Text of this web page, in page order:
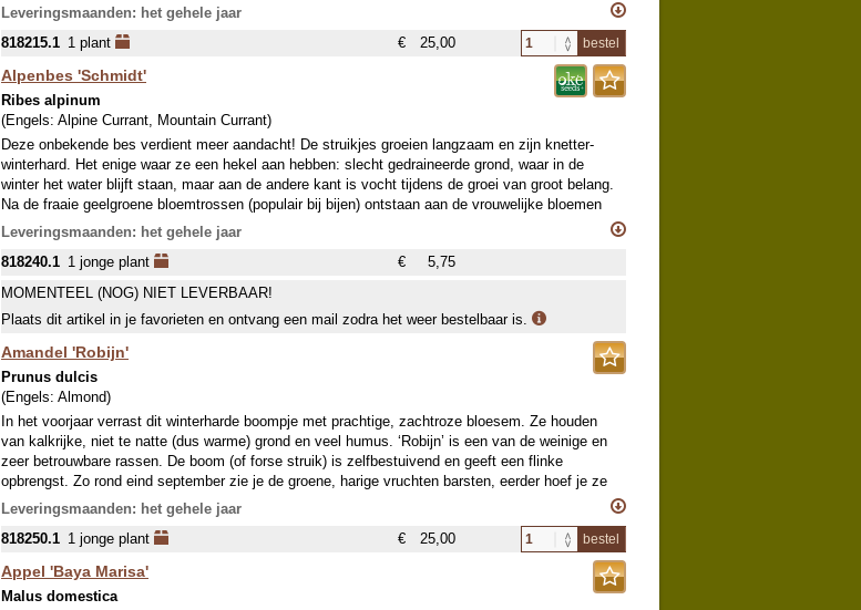
In het vroege voorjaar zorgt de uitbundige bloei met witroze bloesem voor een prachtig
schouwspel, gevolgd door een smakelijke oogst in de zomer. Dankzij zijn compacte groei is
deze abrikozenboom ideaal voor potten, terrassen en kleine tuinen. In een pot blijft hij doorgaans
1,5 tot 2 meter hoog, terwijl hij in de volle grond kan uitgroeien tot circa 2 tot 3 meter.
Leveringsmaanden: het gehele jaar
818215.1 1 plant € 25,00 bestel
Alpenbes 'Schmidt'
Ribes alpinum
(Engels: Alpine Currant, Mountain Currant)
Deze onbekende bes verdient meer aandacht! De struikjes groeien langzaam en zijn knetter-
winterhard. Het enige waar ze een hekel aan hebben: slecht gedraineerde grond, waar in de
winter het water blijft staan, maar aan de andere kant is vocht tijdens de groei van groot belang.
Na de fraaie geelgroene bloemtrossen (populair bij bijen) ontstaan aan de vrouwelijke bloemen
prachtige rode bessen, die heerlijk zoet van smaak zijn. Deze variëteit bloeit mannelijk en
vrouwelijk aan 1 struik (éénhuizig en tweeslachtig). Geef de plant vruchtbare grond en een licht
beschaduwde plek. De struiken vormen mooie hagen!
Leveringsmaanden: het gehele jaar
818240.1 1 jonge plant €
5,75
MOMENTEEL (NOG) NIET LEVERBAAR!
Plaats dit artikel in je favorieten en ontvang een mail zodra het weer bestelbaar is.
Amandel 'Robijn'
Prunus dulcis
(Engels: Almond)
In het voorjaar verrast dit winterharde boompje met prachtige, zachtroze bloesem. Ze houden
van kalkrijke, niet te natte (dus warme) grond en veel humus. ‘Robijn’ is een van de weinige en
zeer betrouwbare rassen. De boom (of forse struik) is zelfbestuivend en geeft een flinke
opbrengst. Zo rond eind september zie je de groene, harige vruchten barsten, eerder hoef je ze
niet te plukken, de dichte vruchten zijn namelijk niet open te krijgen en ook nog niet rijp. Je kan
ook wachten tot ze vallen. Laat de noten 3 weken drogen, dan zijn ze eetbaar: rauw of
geroosterd. De noten bevatten een bruine schil die niet iedereen lekker vindt. Na kort blancheren
kan je de bruine velletjes er makkelijk af halen. Je kan de ongepelde noten ongeveer 6 maanden
bewaren op een droge, donkere en koele plek.
Je hoeft de oogst niet te beschermen want vogels eten de amandelen niet. Maar pas wel op
Leveringsmaanden: het gehele jaar
818250.1 1 jonge plant € 25,00 bestel
Appel 'Baya Marisa'
Malus domestica